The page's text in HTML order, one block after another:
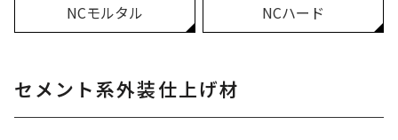
NCモルタル NCハード
セメント系外装仕上げ材